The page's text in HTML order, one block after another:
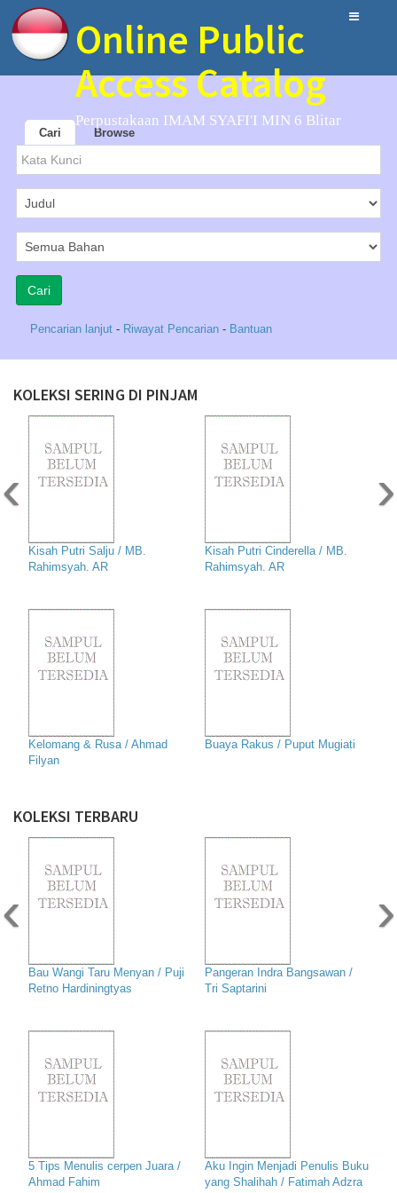
Online Public
Access Catalog
Perpustakaan IMAM SYAFI'I MIN 6 Blitar
Cari Browse
Pencarian lanjut - Riwayat Pencarian - Bantuan
KOLEKSI SERING DI PINJAM
Kisah Putri Salju / MB.
Rahimsyah. AR
Kisah Putri Cinderella / MB.
Rahimsyah. AR
Kelomang & Rusa / Ahmad
Filyan
Buaya Rakus / Puput Mugiati
‹ ›
KOLEKSI TERBARU
Bau Wangi Taru Menyan / Puji
Retno Hardiningtyas
Pangeran Indra Bangsawan /
Tri Saptarini
5 Tips Menulis cerpen Juara /
Ahmad Fahim
Aku Ingin Menjadi Penulis Buku
yang Shalihah / Fatimah Adzra
‹ ›